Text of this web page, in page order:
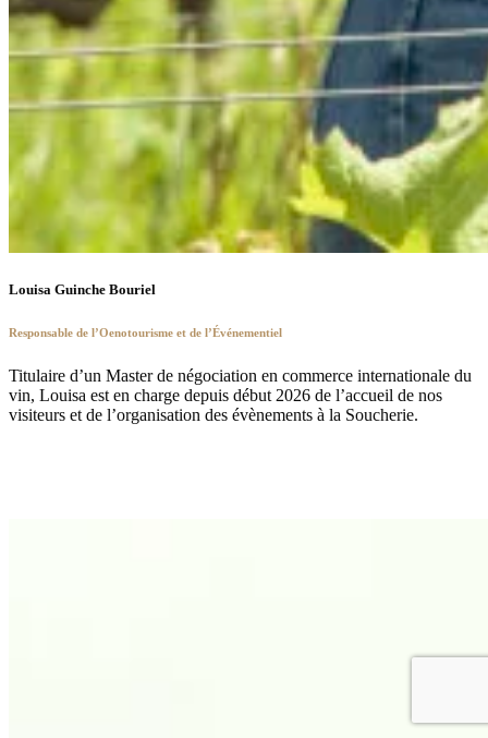
Louisa Guinche Bouriel
Responsable de l’Oenotourisme et de l’Événementiel
Titulaire d’un Master de négociation en commerce internationale du
vin, Louisa est en charge depuis début 2026 de l’accueil de nos
visiteurs et de l’organisation des évènements à la Soucherie.